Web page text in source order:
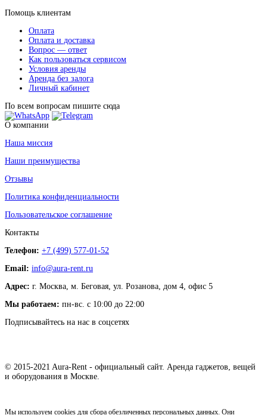
Помощь клиентам
Оплата
Оплата и доставка
Вопрос — ответ
Как пользоваться сервисом
Условия аренды
Аренда без залога
Личный кабинет
По всем вопросам пишите сюда
О компании
Наша миссия
Наши преимущества
Отзывы
Политика конфиденциальности
Пользовательское соглашение
Контакты
Телефон: +7 (499) 577-01-52
Email: info@aura-rent.ru
Адрес: г. Москва, м. Беговая, ул. Розанова, дом 4, офис 5
Мы работаем: пн-вс. с 10:00 до 22:00
Подписывайтесь на нас в соцсетях
© 2015-2021 Aura-Rent - официальный сайт. Аренда гаджетов, вещей
и оборудования в Москве.
Мы используем cookies для сбора обезличенных персональных данных. Они